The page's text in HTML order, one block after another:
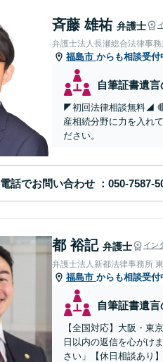
斉藤 雄祐 弁護士
弁護士法人長瀬総合法律事
福島市 からも相談受付
自筆証書遺
◤初回法律相談無料◢
産相続分野に力を入れ
ださい。
電話でお問い合わせ
都 裕記 弁護士 イン
弁護士法人新都法律事務所
福島市 からも相談受付
自筆証書遺
【全国対応】大阪・東
日以内の返信を心がけ
さい」【休日相談あり】